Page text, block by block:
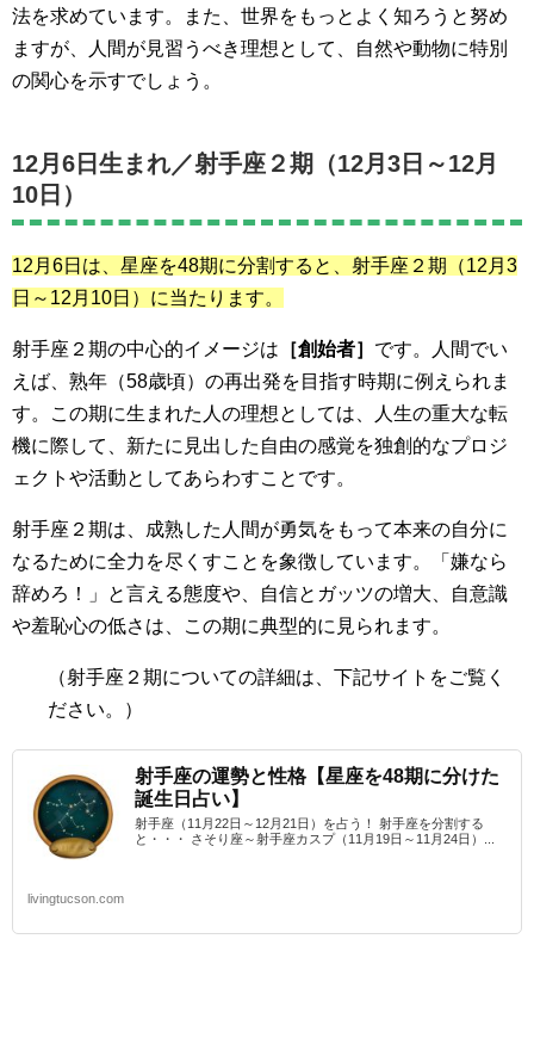
法を求めています。また、世界をもっとよく知ろうと努め
ますが、人間が見習うべき理想として、自然や動物に特別
の関心を示すでしょう。
12月6日生まれ／射手座２期（12月3日～12月
10日）
12月6日は、星座を48期に分割すると、射手座２期
（12月3
日～12月10日） に当たります。
射手座２期の中心的イメージは ［創始者］ です。人間でい
えば、熟年（58歳頃）の再出発を目指す時期に例えられま
す。この期に生まれた人の理想としては、人生の重大な転
機に際して、新たに見出した自由の感覚を独創的なプロジ
ェクトや活動としてあらわすことです。
射手座２期は、成熟した人間が勇気をもって本来の自分に
なるために全力を尽くすことを象徴しています。「嫌なら
辞めろ！」と言える態度や、自信とガッツの増大、自意識
や羞恥心の低さは、この期に典型的に見られます。
（射手座２期についての詳細は、下記サイトをご覧く
ださい。）
射手座の運勢と性格【星座を48期に分けた
誕生日占い】
射手座（11月22日～12月21日）を占う！ 射手座を分割する
と・・・ さそり座～射手座カスプ（11月19日～11月24日）...
livingtucson.com